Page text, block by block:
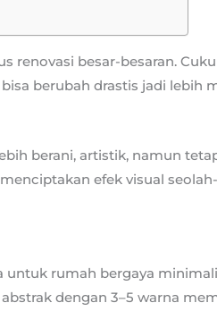
renovasi besar-besaran.
berubah drastis jadi lebih
berani, artistik, namun
efek visual
rumah bergaya
dengan 3–5 warna